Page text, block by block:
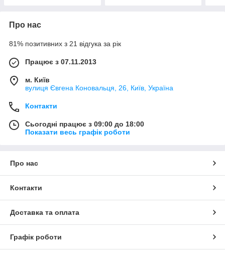
Про нас
81% позитивних з 21 відгука за рік
Працює з 07.11.2013
м. Київ
вулиця Євгена Коновальця, 26, Київ, Україна
Контакти
Сьогодні працює з 09:00 до 18:00
Показати весь графік роботи
Про нас
Контакти
Доставка та оплата
Графік роботи